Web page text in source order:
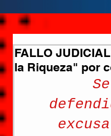
FALLO
la Riqueza" por